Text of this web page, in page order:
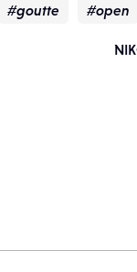
#goutte #open